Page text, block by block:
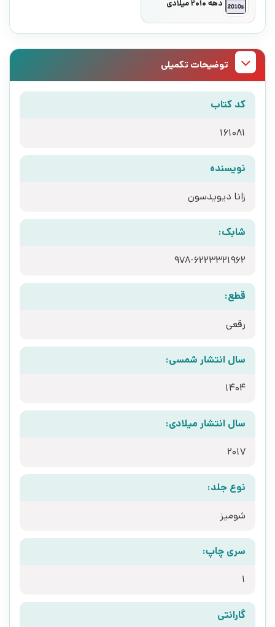
دهه 2010 میلادی
توضیحات تکمیلی
کد کتاب
161081
نویسنده
زانا دیویدسون
شابک:
978-6223321962
قطع:
رقعی
سال انتشار شمسی:
1404
سال انتشار میلادی:
2017
نوع جلد:
شومیز
سری چاپ:
1
گارانتی